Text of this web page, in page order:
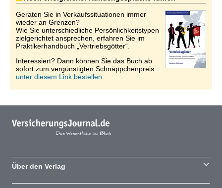
Geraten Sie in Verkaufssituationen immer
wieder an Grenzen?
Wie Sie unterschiedliche Persönlichkeitstypen
zielgerichtet ansprechen, erfahren Sie im
Praktikerhandbuch „Vertriebsgötter“.
Interessiert? Dann können Sie das Buch ab
sofort zum vergünstigten Schnäppchenpreis
unter diesem Link bestellen.
Über den Verlag